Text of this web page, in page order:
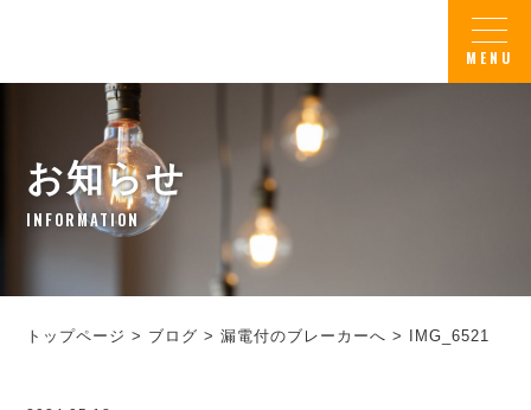
お知らせ
INFORMATION
トップページ > ブログ >漏電付のブレーカーへ > IMG_6521